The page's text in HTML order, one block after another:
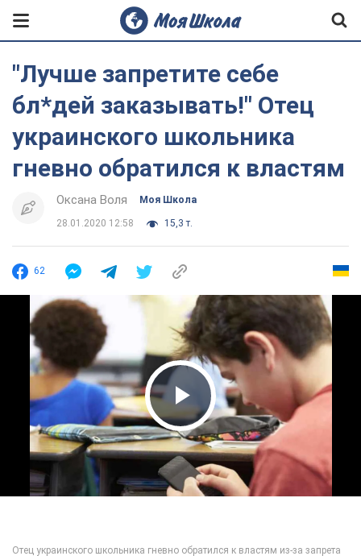
"Лучше запретите себе
бл*дей заказывать!" Отец
украинского школьника
гневно обратился к властям
Оксана Воля Моя Школа
28.01.2020 12:58 15,3 т.
62
Play Video